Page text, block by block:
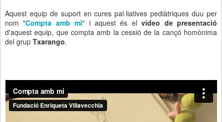
Aquest equip de suport en cures pal·liatives pediàtriques duu per
nom "Compta amb mi" i aquest és elvídeo de presentació
d'aquest equip, que compta amb la cessió de la cançó homònima
del grup Txarango.